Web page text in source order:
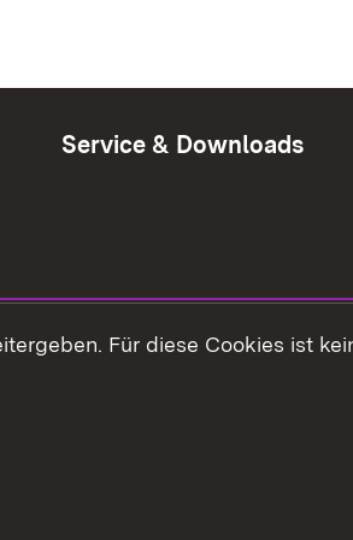
Service & Downloads
Für diese Cookies ist